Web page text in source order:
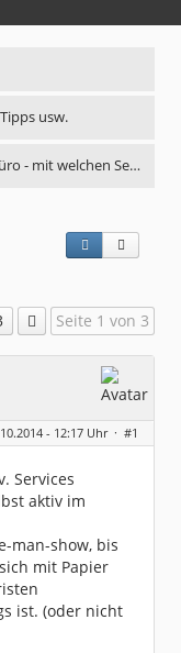
usw.
- mit welchen Se…
Seite 1 von 3
- 12:17 Uhr · #1
Services
aktiv im
man-show, bis
mit Papier
ist. (oder nicht